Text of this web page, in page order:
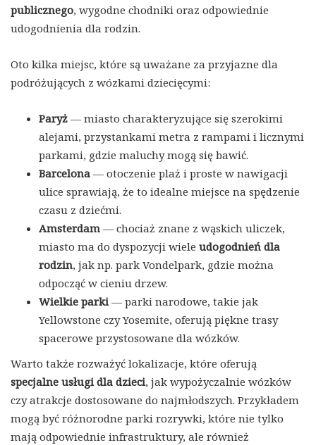
publicznego, wygodne chodniki oraz odpowiednie
udogodnienia dla rodzin.
Oto kilka miejsc, które są uważane za przyjazne dla
podróżujących z wózkami dziecięcymi:
Paryż — miasto charakteryzujące się szerokimi
alejami, przystankami metra z rampami i licznymi
parkami, gdzie maluchy mogą się bawić.
Barcelona — otoczenie plaż i proste w nawigacji
ulice sprawiają, że to idealne miejsce na spędzenie
czasu z dziećmi.
Amsterdam — chociaż znane z wąskich uliczek,
miasto ma do dyspozycji wiele udogodnień dla
rodzin, jak np. park Vondelpark, gdzie można
odpocząć w cieniu drzew.
Wielkie parki— parki narodowe, takie jak
Yellowstone czy Yosemite, oferują piękne trasy
spacerowe przystosowane dla wózków.
Warto także rozważyć lokalizacje, które oferują
specjalne usługi dla dzieci, jak wypożyczalnie wózków
czy atrakcje dostosowane do najmłodszych. Przykładem
mogą być różnorodne parki rozrywki, które nie tylko
mają odpowiednie infrastruktury, ale również